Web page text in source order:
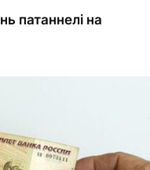
патаннелі на